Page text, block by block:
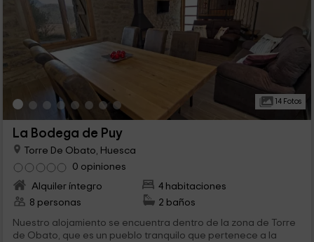
14 Fotos
La Bodega de Puy
Torre De Obato, Huesca
0 opiniones
Alquiler íntegro
4 habitaciones
8 personas
2 baños
Nuestro alojamiento se encuentra dentro de la zona de Torre
de Obato, que es un pueblo tranquilo que pertenece a la